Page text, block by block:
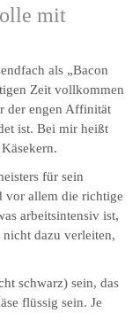
mit
als „Bacon
Zeit vollkommen
der engen Affinität
ist. Bei mir heißt
für sein
vor allem die richtige
arbeitsintensiv ist,
nicht dazu verleiten,
schwarz) sein, das
flüssig sein. Je